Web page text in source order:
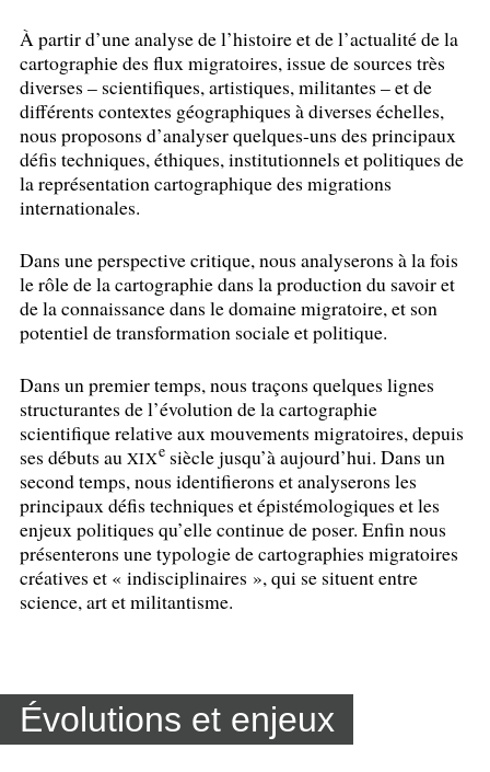
À partir d’une analyse de l’histoire et de l’actualité de la
cartographie des flux migratoires, issue de sources très
diverses – scientifiques, artistiques, militantes – et de
différents contextes géographiques à diverses échelles,
nous proposons d’analyser quelques-uns des principaux
défis techniques, éthiques, institutionnels et politiques de
la représentation cartographique des migrations
internationales.
Dans une perspective critique, nous analyserons à la fois
le rôle de la cartographie dans la production du savoir et
de la connaissance dans le domaine migratoire, et son
potentiel de transformation sociale et politique.
Dans un premier temps, nous traçons quelques lignes
structurantes de l’évolution de la cartographie
scientifique relative aux mouvements migratoires, depuis
ses débuts au XIXesiècle jusqu’à aujourd’hui. Dans un
second temps, nous identifierons et analyserons les
principaux défis techniques et épistémologiques et les
enjeux politiques qu’elle continue de poser. Enfin nous
présenterons une typologie de cartographies migratoires
créatives et « indisciplinaires », qui se situent entre
science, art et militantisme.
Évolutions et enjeux